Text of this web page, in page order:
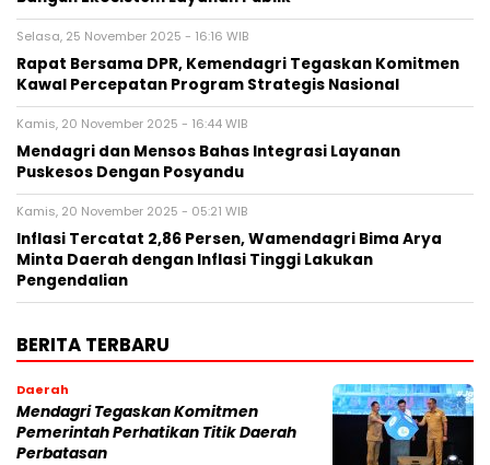
Selasa, 25 November 2025 - 16:16 WIB
Rapat Bersama DPR, Kemendagri Tegaskan Komitmen
Kawal Percepatan Program Strategis Nasional
Kamis, 20 November 2025 - 16:44 WIB
Mendagri dan Mensos Bahas Integrasi Layanan
Puskesos Dengan Posyandu
Kamis, 20 November 2025 - 05:21 WIB
Inflasi Tercatat 2,86 Persen, Wamendagri Bima Arya
Minta Daerah dengan Inflasi Tinggi Lakukan
Pengendalian
BERITA TERBARU
Daerah
Mendagri Tegaskan Komitmen
Pemerintah Perhatikan Titik Daerah
Perbatasan